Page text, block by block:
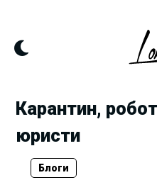
content
Карантин,
юристи
Блоги